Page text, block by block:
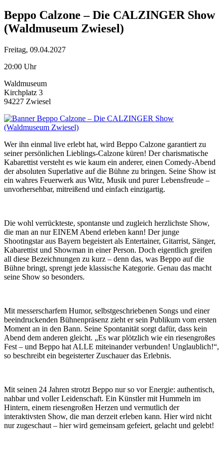
Beppo Calzone – Die CALZINGER Show
(Waldmuseum Zwiesel)
Freitag, 09.04.2027
20:00 Uhr
Waldmuseum
Kirchplatz 3
94227 Zwiesel
Wer ihn einmal live erlebt hat, wird Beppo Calzone garantiert zu
seiner persönlichen Lieblings-Calzone küren! Der charismatische
Kabarettist versteht es wie kaum ein anderer, einen Comedy-Abend
der absoluten Superlative auf die Bühne zu bringen. Seine Show ist
ein wahres Feuerwerk aus Witz, Musik und purer Lebensfreude –
unvorhersehbar, mitreißend und einfach einzigartig.
Die wohl verrückteste, spontanste und zugleich herzlichste Show,
die man an nur EINEM Abend erleben kann! Der junge
Shootingstar aus Bayern begeistert als Entertainer, Gitarrist, Sänger,
Kabarettist und Showman in einer Person. Doch eigentlich greifen
all diese Bezeichnungen zu kurz – denn das, was Beppo auf die
Bühne bringt, sprengt jede klassische Kategorie. Genau das macht
seine Show so besonders.
Mit messerscharfem Humor, selbstgeschriebenen Songs und einer
beeindruckenden Bühnenpräsenz zieht er sein Publikum vom ersten
Moment an in den Bann. Seine Spontanität sorgt dafür, dass kein
Abend dem anderen gleicht. „Es war plötzlich wie ein riesengroßes
Fest – und Beppo hat ALLE miteinander verbunden! Unglaublich!“,
so beschreibt ein begeisterter Zuschauer das Erlebnis.
Mit seinen 24 Jahren strotzt Beppo nur so vor Energie: authentisch,
nahbar und voller Leidenschaft. Ein Künstler mit Hummeln im
Hintern, einem riesengroßen Herzen und vermutlich der
interaktivsten Show, die man derzeit erleben kann. Hier wird nicht
nur zugeschaut – hier wird gemeinsam gefeiert, gelacht und gelebt!